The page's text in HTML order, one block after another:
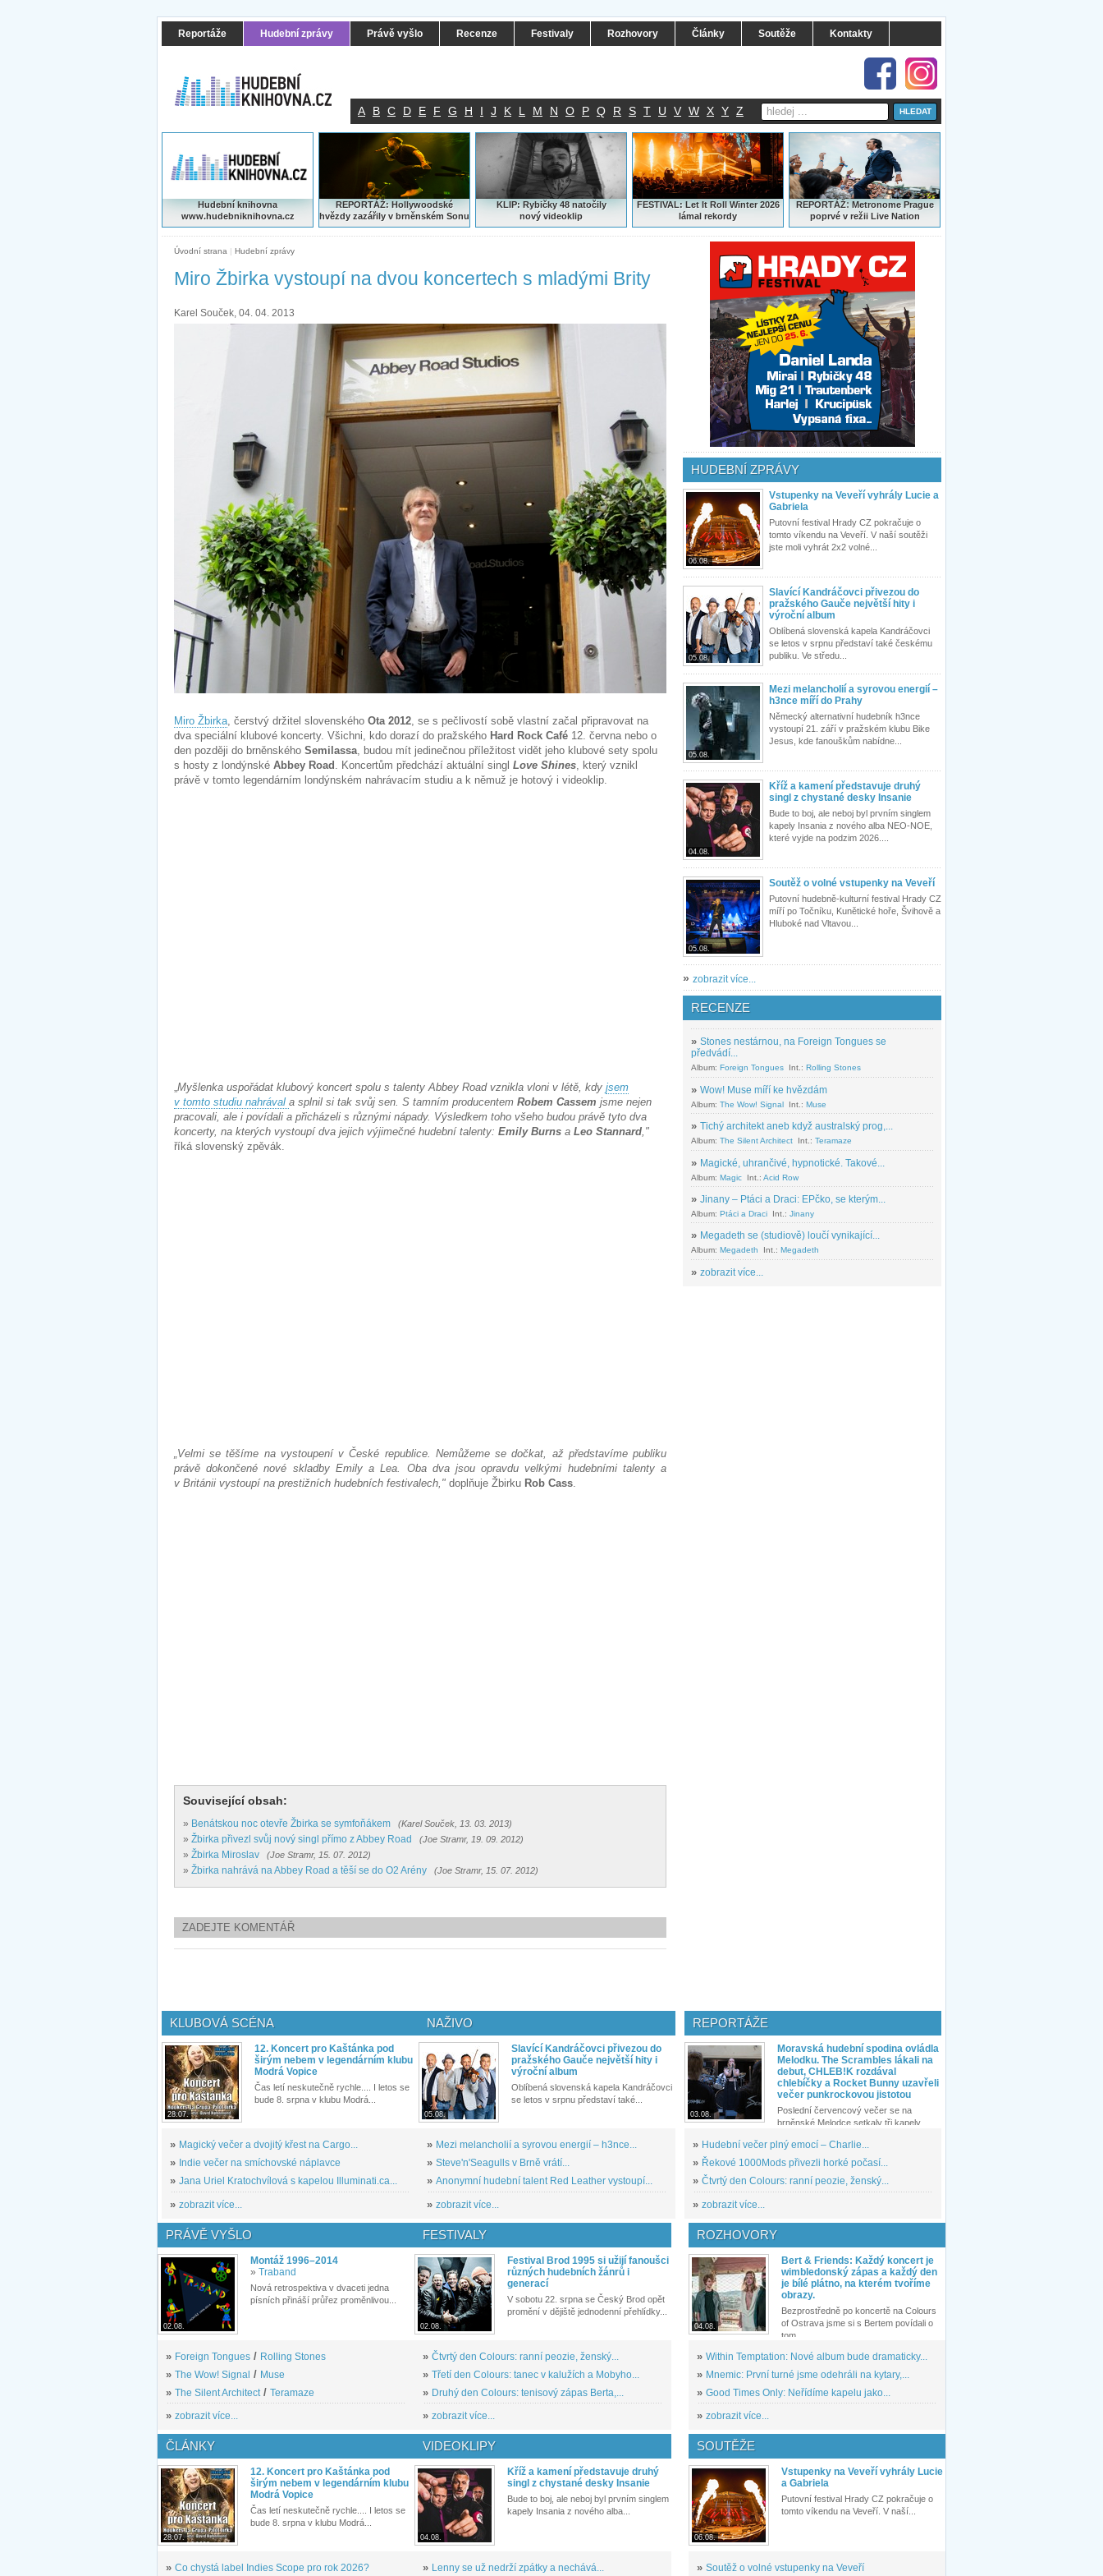
Reportáže Hudební zprávy Právě vyšlo Recenze Festivaly Rozhovory Články Soutěže Kontakty
A B C D E F G H I J K L M N O P Q R S T U V W X Y Z
Hudební knihovna
www.hudebniknihovna.cz
REPORTÁŽ: Hollywoodské
hvězdy zazářily v brněnském Sonu
KLIP: Rybičky 48 natočily
nový videoklip
FESTIVAL: Let It Roll Winter 2026
lámal rekordy
REPORTÁŽ:Metronome Prague
poprvé v režii Live Nation
Úvodní strana | Hudební zprávy
Miro Žbirka vystoupí na dvou koncertech s mladými Brity
Karel Souček, 04. 04. 2013
Miro Žbirka, čerstvý držitel slovenského Ota 2012, se s pečlivostí sobě vlastní začal připravovat na
dva speciální klubové koncerty. Všichni, kdo dorazí do pražského Hard Rock Café 12. června nebo o
den později do brněnského Semilassa, budou mít jedinečnou příležitost vidět jeho klubové sety spolu
s hosty z londýnské Abbey Road . Koncertům předchází aktuální singl Love Shines, který vznikl
právě v tomto legendárním londýnském nahrávacím studiu a k němuž je hotový i videoklip.
„Myšlenka uspořádat klubový koncert spolu s talenty Abbey Road vznikla vloni v létě, kdy jsem
v tomto studiu nahrával a splnil si tak svůj sen. S tamním producentem Robem Cassem jsme nejen
pracovali, ale i povídali a přicházeli s různými nápady. Výsledkem toho všeho budou právě tyto dva
koncerty, na kterých vystoupí dva jejich výjimečné hudební talenty: Emily Burns a Leo Stannard,"
říká slovenský zpěvák.
„Velmi se těšíme na vystoupení v České republice. Nemůžeme se dočkat, až představíme publiku
právě dokončené nové skladby Emily a Lea. Oba dva jsou opravdu velkými hudebními talenty a
v Británii vystoupí na prestižních hudebních festivalech," doplňuje Žbirku Rob Cass.
Související obsah:
» Benátskou noc otevře Žbirka se symfoňákem (Karel Souček, 13. 03. 2013)
» Žbirka přivezl svůj nový singl přímo z Abbey Road (Joe Stramr, 19. 09. 2012)
» Žbirka Miroslav (Joe Stramr, 15. 07. 2012)
» Žbirka nahrává na Abbey Road a těší se do O2 Arény (Joe Stramr, 15. 07. 2012)
ZADEJTE KOMENTÁŘ
HUDEBNÍ ZPRÁVY
06.08.
Vstupenky na Veveří vyhrály Lucie a
Gabriela
Putovní festival Hrady CZ pokračuje o
tomto víkendu na Veveří. V naší soutěži
jste moli vyhrát 2x2 volné...
05.08.
Slavící Kandráčovci přivezou do
pražského Gauče největší hity i
výroční album
Oblíbená slovenská kapela Kandráčovci
se letos v srpnu představí také českému
publiku. Ve středu...
05.08.
Mezi melancholií a syrovou energií –
h3nce míří do Prahy
Německý alternativní hudebník h3nce
vystoupí 21. září v pražském klubu Bike
Jesus, kde fanouškům nabídne...
04.08.
Kříž a kamení představuje druhý
singl z chystané desky Insanie
Bude to boj, ale neboj byl prvním singlem
kapely Insania z nového alba NEO-NOE,
které vyjde na podzim 2026....
05.08.
Soutěž o volné vstupenky na Veveří
Putovní hudebně-kulturní festival Hrady CZ
míří po Točníku, Kunětické hoře, Švihově a
Hluboké nad Vltavou...
» zobrazit více...
RECENZE
» Stones nestárnou, na Foreign Tongues se
předvádí...
Album: Foreign Tongues Int.: Rolling Stones
» Wow! Muse míří ke hvězdám
Album: The Wow! Signal Int.: Muse
» Tichý architekt aneb když australský prog,...
Album: The Silent Architect Int.: Teramaze
» Magické, uhrančivé, hypnotické. Takové...
Album: Magic Int.: Acid Row
» Jinany – Ptáci a Draci: EPčko, se kterým...
Album: Ptáci a Draci Int.: Jinany
» Megadeth se (studiově) loučí vynikající...
Album: Megadeth Int.: Megadeth
» zobrazit více...
KLUBOVÁ SCÉNA
28.07.
12. Koncert pro Kaštánka pod
širým nebem v legendárním klubu
Modrá Vopice
Čas letí neskutečně rychle.... I letos se
bude 8. srpna v klubu Modrá...
» Magický večer a dvojitý křest na Cargo...
» Indie večer na smíchovské náplavce
» Jana Uriel Kratochvílová s kapelou Illuminati.ca...
» zobrazit více...
NAŽIVO
05.08.
Slavící Kandráčovci přivezou do
pražského Gauče největší hity i
výroční album
Oblíbená slovenská kapela Kandráčovci
se letos v srpnu představí také...
» Mezi melancholií a syrovou energií – h3nce...
» Steve'n'Seagulls v Brně vrátí...
» Anonymní hudební talent Red Leather vystoupí...
» zobrazit více...
REPORTÁŽE
03.08.
Moravská hudební spodina ovládla
Melodku. The Scrambles lákali na
debut, CHLEB!K rozdával
chlebíčky a Rocket Bunny uzavřeli
večer punkrockovou jistotou
Poslední červencový večer se na
brněnské Melodce setkaly tři kapely...
» Hudební večer plný emocí – Charlie...
» Řekové 1000Mods přivezli horké počasí...
» Čtvrtý den Colours: ranní peozie, ženský...
» zobrazit více...
PRÁVĚ VYŠLO
02.08.
Montáž 1996–2014
» Traband
Nová retrospektiva v dvaceti jedna
písních přináší průřez proměnlivou...
» Foreign Tongues / Rolling Stones
» The Wow! Signal / Muse
» The Silent Architect / Teramaze
» zobrazit více...
FESTIVALY
02.08.
Festival Brod 1995 si užijí fanoušci
různých hudebních žánrů i
generací
V sobotu 22. srpna se Český Brod opět
promění v dějiště jednodenní přehlídky...
» Čtvrtý den Colours: ranní peozie, ženský...
» Třetí den Colours: tanec v kalužích a Mobyho...
» Druhý den Colours: tenisový zápas Berta,...
» zobrazit více...
ROZHOVORY
04.08.
Bert & Friends: Každý koncert je
wimbledonský zápas a každý den
je bílé plátno, na kterém tvoříme
obrazy.
Bezprostředně po koncertě na Colours
of Ostrava jsme si s Bertem povídali o
tom,...
» Within Temptation: Nové album bude dramaticky...
» Mnemic: První turné jsme odehráli na kytary,...
» Good Times Only: Neřídíme kapelu jako...
» zobrazit více...
ČLÁNKY
28.07.
12. Koncert pro Kaštánka pod
širým nebem v legendárním klubu
Modrá Vopice
Čas letí neskutečně rychle.... I letos se
bude 8. srpna v klubu Modrá...
» Co chystá label Indies Scope pro rok 2026?
VIDEOKLIPY
04.08.
Kříž a kamení představuje druhý
singl z chystané desky Insanie
Bude to boj, ale neboj byl prvním singlem
kapely Insania z nového alba...
» Lenny se už nedrží zpátky a nechává...
SOUTĚŽE
06.08.
Vstupenky na Veveří vyhrály Lucie
a Gabriela
Putovní festival Hrady CZ pokračuje o
tomto víkendu na Veveří. V naší...
» Soutěž o volné vstupenky na Veveří